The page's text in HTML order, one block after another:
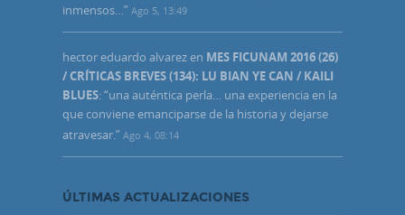
inmensos…” Ago 5, 13:49
hector eduardo alvarez en MES FICUNAM 2016 (26)
/ CRÍTICAS BREVES (134): LU BIAN YE CAN / KAILI
BLUES: “una auténtica perla… una experiencia en la
que conviene emanciparse de la historia y dejarse
atravesar.” Ago 4, 08:14
ÚLTIMAS ACTUALIZACIONES